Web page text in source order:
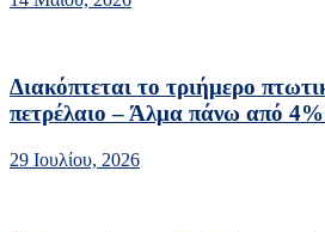
Διακόπτεται το τριήμερο
πετρέλαιο – Άλμα πάνω από
29 Ιουλίου, 2026